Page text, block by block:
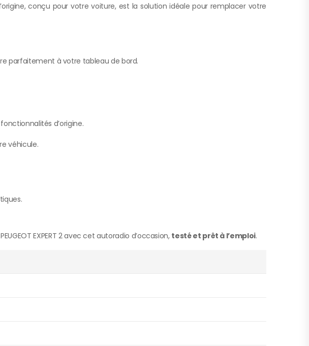
conçu pour votre voiture, est la solution idéale pour remplacer votre
parfaitement à votre tableau de bord.
d’origine.
véhicule.
EXPERT 2 avec cet autoradio d’occasion, testé et prêt à l’emploi.